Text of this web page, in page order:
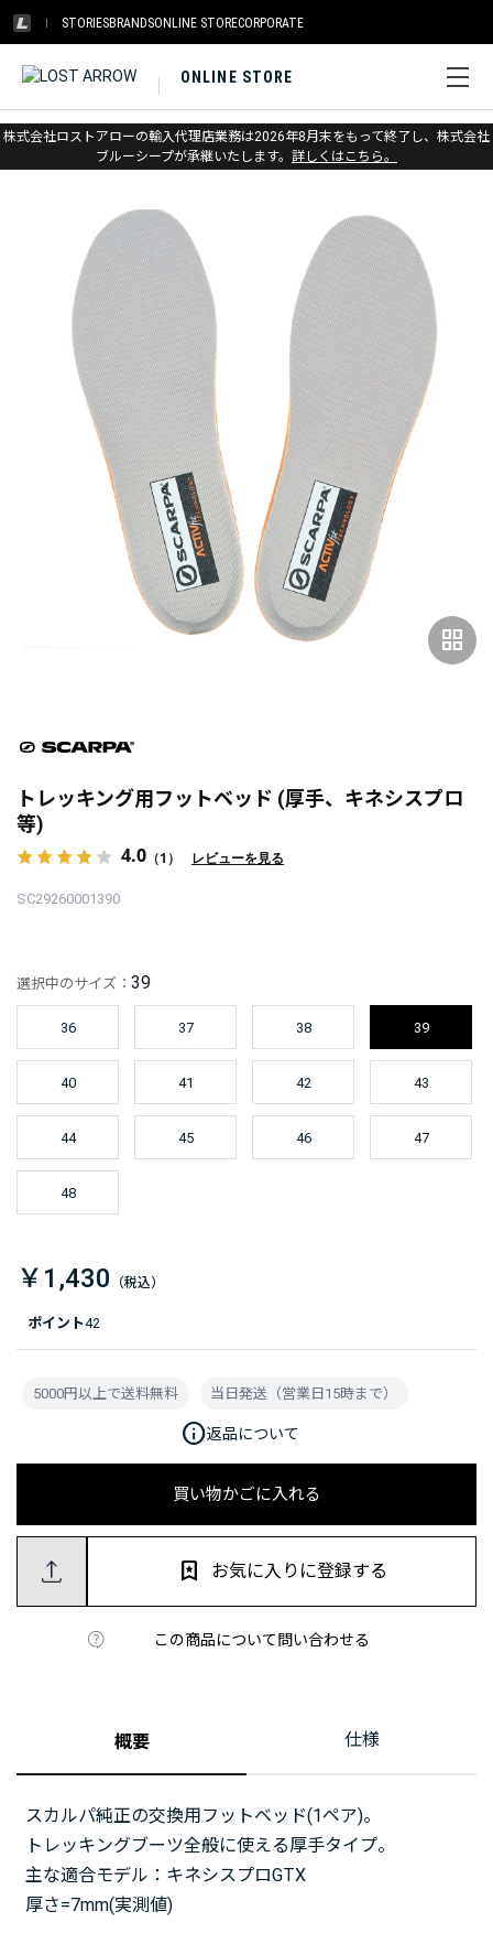
STORIESBRANDSONLINE STORECORPORATE
ONLINE STORE
株式会社ロストアローの輸入代理店業務は2026年8月末をもって終了し、株式会社
ブルーシープが承継いたします。 詳しくはこちら。
ホーム > スカルパ > アパレル＆アクセサリー
grid_view
トレッキング用フットベッド (厚手、キネシスプロ
等)
4.0 （1） レビューを見る
SC29260001390
ポイント42
選択中のサイズ： 39
36 37 38 39
40 41 42 43
44 45 46 47
48
￥1,430
買い物かごに入れる
この商品について問い合わせる
お気に入りに登録する
5000円以上で送料無料 当日発送（営業日15時まで）
info返品について
概要 仕様
スカルパ純正の交換用フットベッド(1ペア)。
トレッキングブーツ全般に使える厚手タイプ。
主な適合モデル：キネシスプロGTX
厚さ=7mm(実測値)